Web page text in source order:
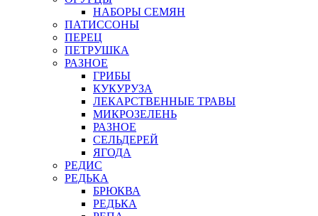
НАБОРЫ СЕМЯН
ПАТИССОНЫ
ПЕРЕЦ
ПЕТРУШКА
РАЗНОЕ
ГРИБЫ
КУКУРУЗА
ЛЕКАРСТВЕННЫЕ ТРАВЫ
МИКРОЗЕЛЕНЬ
РАЗНОЕ
СЕЛЬДЕРЕЙ
ЯГОДА
РЕДИС
РЕДЬКА
БРЮКВА
РЕДЬКА